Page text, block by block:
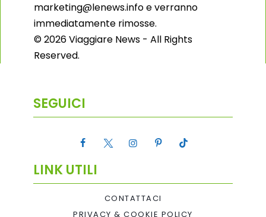
marketing@lenews.info e verranno
immediatamente rimosse.
© 2026 Viaggiare News - All Rights
Reserved.
SEGUICI
LINK UTILI
CONTATTACI
PRIVACY & COOKIE POLICY